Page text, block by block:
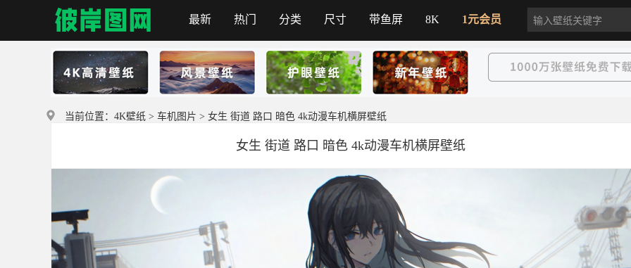
首页
最新 热门 分类 尺寸 带鱼屏 8K 1元会员
当前位置： 4K壁纸 > 车机图片 > 女生 街道 路口 暗色 4k动漫车机横屏壁纸
女生 街道 路口 暗色 4k动漫车机横屏壁纸